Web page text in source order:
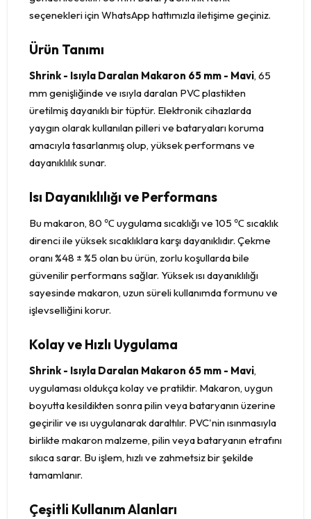
seçenekleri için WhatsApp hattımızla iletişime geçiniz.
Ürün Tanımı
Shrink - Isıyla Daralan Makaron 65 mm - Mavi, 65
mm genişliğinde ve ısıyla daralan PVC plastikten
üretilmiş dayanıklı bir tüptür. Elektronik cihazlarda
yaygın olarak kullanılan pilleri ve bataryaları koruma
amacıyla tasarlanmış olup, yüksek performans ve
dayanıklılık sunar.
Isı Dayanıklılığı ve Performans
Bu makaron, 80 ℃ uygulama sıcaklığı ve 105 ℃ sıcaklık
direnci ile yüksek sıcaklıklara karşı dayanıklıdır. Çekme
oranı %48 ± %5 olan bu ürün, zorlu koşullarda bile
güvenilir performans sağlar. Yüksek ısı dayanıklılığı
sayesinde makaron, uzun süreli kullanımda formunu ve
işlevselliğini korur.
Kolay ve Hızlı Uygulama
Shrink - Isıyla Daralan Makaron 65 mm - Mavi,
uygulaması oldukça kolay ve pratiktir. Makaron, uygun
boyutta kesildikten sonra pilin veya bataryanın üzerine
geçirilir ve ısı uygulanarak daraltılır. PVC'nin ısınmasıyla
birlikte makaron malzeme, pilin veya bataryanın etrafını
sıkıca sarar. Bu işlem, hızlı ve zahmetsiz bir şekilde
tamamlanır.
Çeşitli Kullanım Alanları